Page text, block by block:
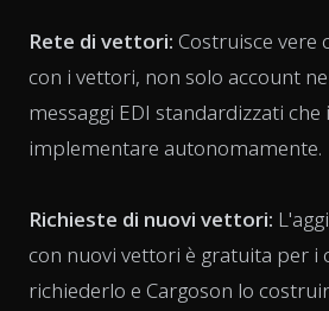
Rete di vettori: Costruisce vere
con i vettori, non solo account
messaggi EDI standardizzati
implementare autonomamente.
Richieste di nuovi vettori:
con nuovi vettori è gratuita per i
richiederlo e Cargoson lo